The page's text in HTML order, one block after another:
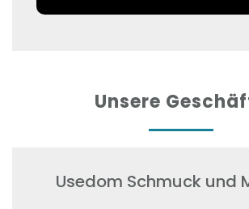
e
Unsere
Usedom Schmuck und